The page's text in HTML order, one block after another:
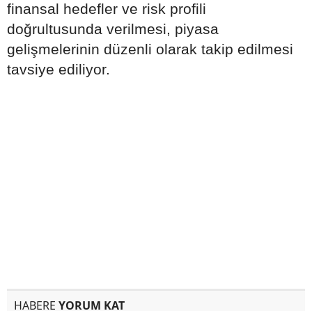
finansal hedefler ve risk profili
doğrultusunda verilmesi, piyasa
gelişmelerinin düzenli olarak takip edilmesi
tavsiye ediliyor.
HABERE YORUM KAT